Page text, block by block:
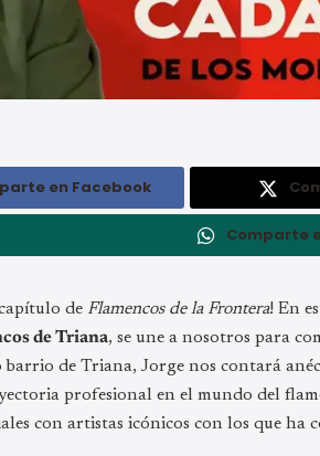
en Facebook
Comparte
de Flamencos de la Frontera! En
de Triana, se une a nosotros para
barrio de Triana, Jorge nos contará
profesional en el mundo del
con artistas icónicos con los que ha